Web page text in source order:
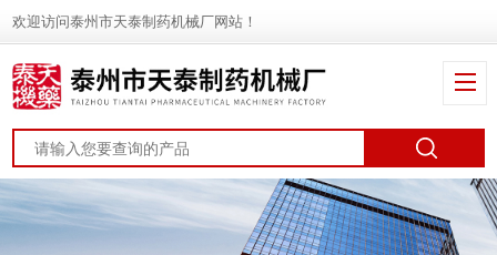
欢迎访问泰州市天泰制药机械厂网站！